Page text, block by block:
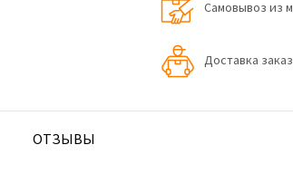
Самовывоз из
Доставка
ОТЗЫВЫ